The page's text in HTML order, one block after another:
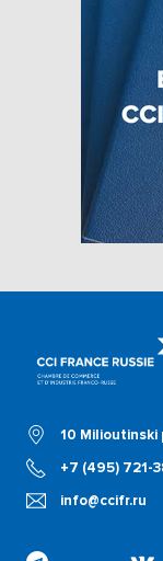
10 Milioutinski
+7 (495) 721-
info@ccifr.ru